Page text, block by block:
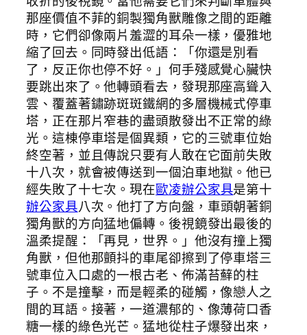
那座價值不菲的銅製獨角獸雕像之間的距離
時，它們卻像兩片羞澀的耳朵一樣，優雅地
縮了回去。同時發出低語：「你還是別看
了，反正你也停不好。」何手殘感覺心臟快
要跳出來了。他轉頭看去，發現那座高聳入
雲、覆蓋著鏽跡斑斑鐵網的多層機械式停車
塔，正在那片窄巷的盡頭散發出不正常的綠
光。這棟停車塔是個異類，它的三號車位始
終空著，並且傳說只要有人敢在它面前失敗
十八次，就會被傳送到一個泊車地獄。他已
經失敗了十七次。現在歐凌辦公家具是第十
辦公家具八次。他打了方向盤，車頭朝著銅
獨角獸的方向猛地偏轉。後視鏡發出最後的
溫柔提醒：「再見，世界。」他沒有撞上獨
角獸，但他那顫抖的車尾卻擦到了停車塔三
號車位入口處的一根古老、佈滿苔蘚的柱
子。不是撞擊，而是輕柔的碰觸，像戀人之
間的耳語。接著，一道濃郁的、像薄荷口香
糖一樣的綠色光芒。猛地從柱子爆發出來，